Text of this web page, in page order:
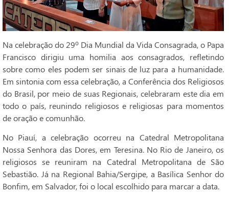
Na celebração do 29º Dia Mundial da Vida Consagrada, o Papa
Francisco dirigiu uma homilia aos consagrados, refletindo
sobre como eles podem ser sinais de luz para a humanidade.
Em sintonia com essa celebração, a Conferência dos Religiosos
do Brasil, por meio de suas Regionais, celebraram este dia em
todo o país, reunindo religiosos e religiosas para momentos
de oração e comunhão.
No Piauí, a celebração ocorreu na Catedral Metropolitana
Nossa Senhora das Dores, em Teresina. No Rio de Janeiro, os
religiosos se reuniram na Catedral Metropolitana de São
Sebastião. Já na Regional Bahia/Sergipe, a Basílica Senhor do
Bonfim, em Salvador, foi o local escolhido para marcar a data.